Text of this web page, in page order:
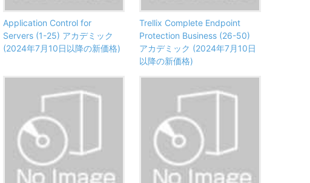
Application Control for
Servers (1-25) アカデミック
(2024年7月10日以降の新価格)
Trellix Complete Endpoint
Protection Business (26-50)
アカデミック (2024年7月10日
以降の新価格)